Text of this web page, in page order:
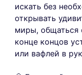
искать без
открывать
миры, общаться
конце концов
или вафлей в